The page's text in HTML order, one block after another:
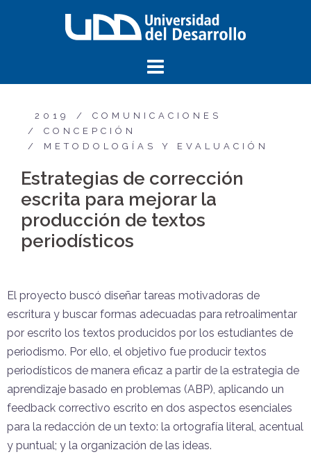
2019
COMUNICACIONES
CONCEPCIÓN
METODOLOGÍAS Y EVALUACIÓN
Estrategias de corrección
escrita para mejorar la
producción de textos
periodísticos
El proyecto buscó diseñar tareas motivadoras de
escritura y buscar formas adecuadas para retroalimentar
por escrito los textos producidos por los estudiantes de
periodismo. Por ello, el objetivo fue producir textos
periodísticos de manera eficaz a partir de la estrategia de
aprendizaje basado en problemas (ABP), aplicando un
feedback correctivo escrito en dos aspectos esenciales
para la redacción de un texto: la ortografía literal, acentual
y puntual; y la organización de las ideas.